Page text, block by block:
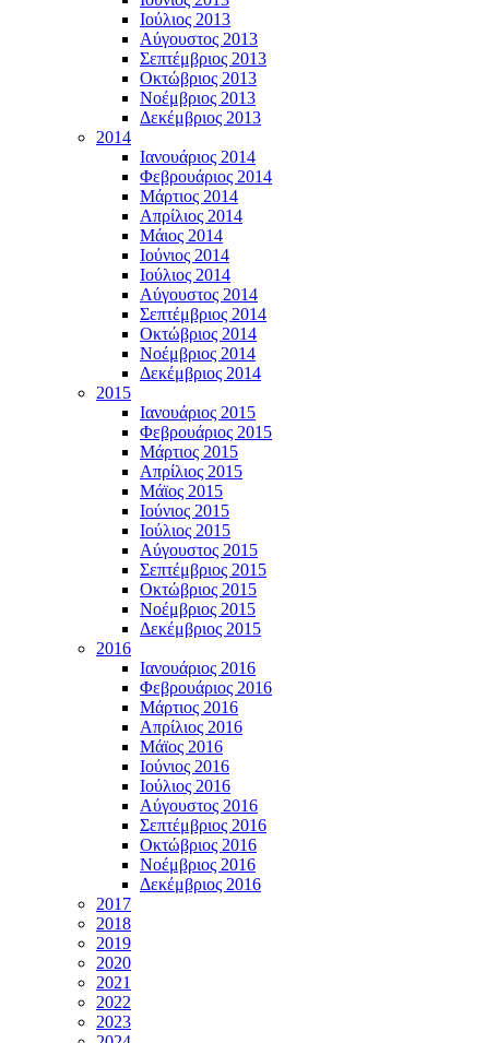
Ιούλιος 2013
Αύγουστος 2013
Σεπτέμβριος 2013
Οκτώβριος 2013
Νοέμβριος 2013
Δεκέμβριος 2013
2014
Ιανουάριος 2014
Φεβρουάριος 2014
Μάρτιος 2014
Απρίλιος 2014
Μάιος 2014
Ιούνιος 2014
Ιούλιος 2014
Αύγουστος 2014
Σεπτέμβριος 2014
Οκτώβριος 2014
Νοέμβριος 2014
Δεκέμβριος 2014
2015
Ιανουάριος 2015
Φεβρουάριος 2015
Μάρτιος 2015
Απρίλιος 2015
Μάϊος 2015
Ιούνιος 2015
Ιούλιος 2015
Αύγουστος 2015
Σεπτέμβριος 2015
Οκτώβριος 2015
Νοέμβριος 2015
Δεκέμβριος 2015
2016
Ιανουάριος 2016
Φεβρουάριος 2016
Μάρτιος 2016
Απρίλιος 2016
Μάϊος 2016
Ιούνιος 2016
Ιούλιος 2016
Αύγουστος 2016
Σεπτέμβριος 2016
Οκτώβριος 2016
Νοέμβριος 2016
Δεκέμβριος 2016
2017
2018
2019
2020
2021
2022
2023